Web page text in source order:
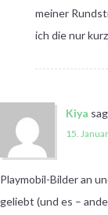
meiner
ich die nur
Kiya
15.
Playmobil-Bilder an
geliebt (und es –